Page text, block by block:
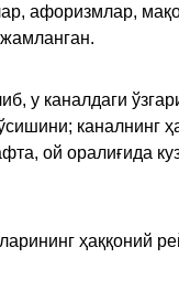
афоризмлар,
у каналдаги
каналнинг
ой оралиғида
ҳаққоний